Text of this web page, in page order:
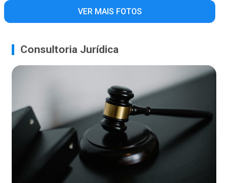
VER MAIS FOTOS
Consultoria Jurídica